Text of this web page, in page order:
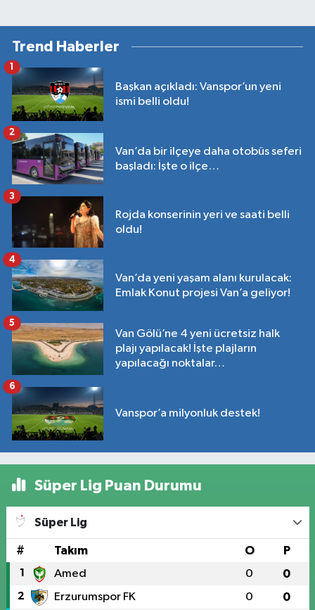
Trend Haberler
Başkan açıkladı: Vanspor’un yeni
ismi belli oldu!
1
Van’da bir ilçeye daha otobüs seferi
başladı: İşte o ilçe…
2
Rojda konserinin yeri ve saati belli
oldu!
3
Van’da yeni yaşam alanı kurulacak:
Emlak Konut projesi Van’a geliyor!
4
Van Gölü’ne 4 yeni ücretsiz halk
plajı yapılacak! İşte plajların
yapılacağı noktalar…
5
Vanspor’a milyonluk destek!
6
Süper Lig Puan Durumu
Süper Lig
# Takım O P
1 Amed 0 0
2 Erzurumspor FK 0 0